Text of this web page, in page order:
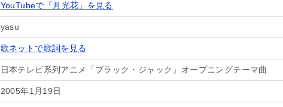
YouTubeで「月光花」を見る
yasu
歌ネットで歌詞を見る
日本テレビ系列アニメ「ブラック・ジャック」オープニングテーマ曲
2005年1月19日